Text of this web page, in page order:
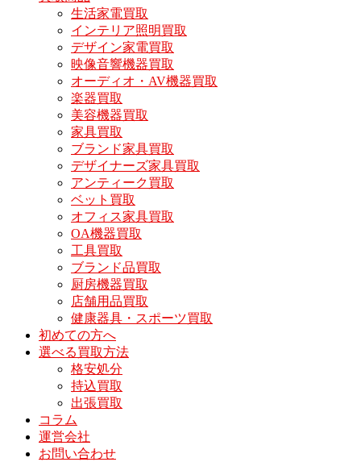
生活家電買取
インテリア照明買取
デザイン家電買取
映像音響機器買取
オーディオ・AV機器買取
楽器買取
美容機器買取
家具買取
ブランド家具買取
デザイナーズ家具買取
アンティーク買取
ベット買取
オフィス家具買取
OA機器買取
工具買取
ブランド品買取
厨房機器買取
店舗用品買取
健康器具・スポーツ買取
初めての方へ
選べる買取方法
格安処分
持込買取
出張買取
コラム
運営会社
お問い合わせ